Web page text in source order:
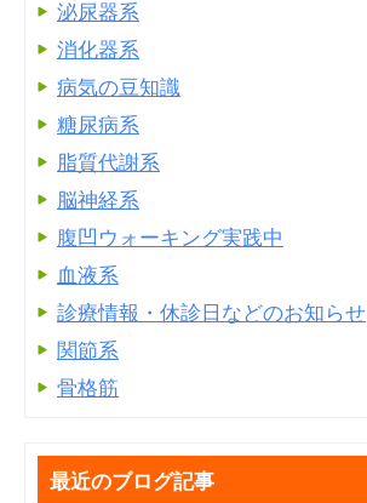
泌尿器系
消化器系
病気の豆知識
糖尿病系
脂質代謝系
脳神経系
腹凹ウォーキング実践中
血液系
診療情報・休診日などのお知らせ
関節系
骨格筋
最近のブログ記事